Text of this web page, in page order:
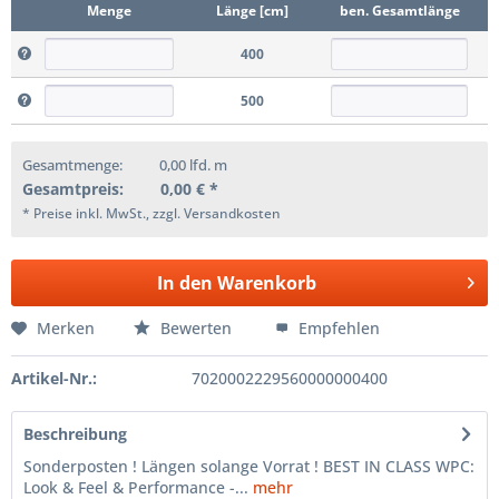
Menge Länge [cm] ben. Gesamtlänge
400
500
Gesamtmenge: 0,00 lfd. m
Gesamtpreis: 0,00 € *
* Preise inkl. MwSt., zzgl. Versandkosten
In den Warenkorb
Merken Bewerten Empfehlen
Artikel-Nr.: 7020002229560000000400
Beschreibung
Sonderposten ! Längen solange Vorrat ! BEST IN CLASS WPC:
Look & Feel & Performance -... mehr